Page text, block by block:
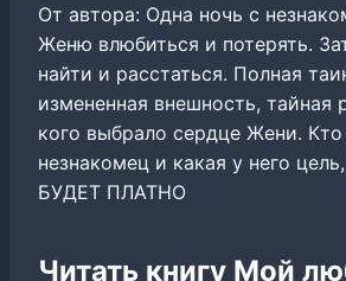
От автора: Одна ночь с
Женю влюбиться и потерять.
найти и расстаться. Полная
измененная внешность, тайная
кого выбрало сердце Жени. Кто
незнакомец и какая у него
БУДЕТ ПЛАТНО
Читать книгу Мой